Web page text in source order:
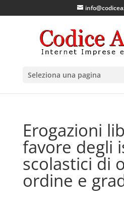
Seleziona una pagina
Erogazioni
favore degli
scolastici di
ordine e